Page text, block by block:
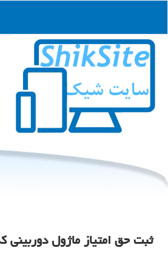
ثبت حق امتیاز ماژول دوربینی